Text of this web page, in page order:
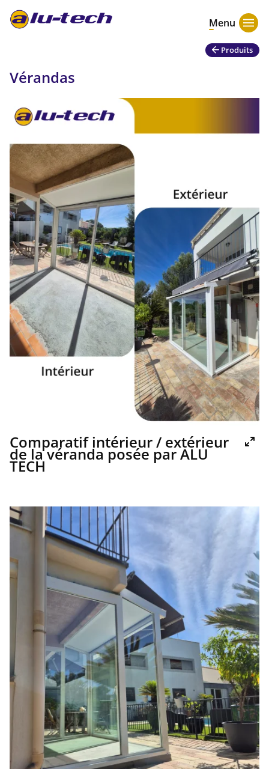
Menu
Produits
Vérandas
Comparatif intérieur / extérieur
de la véranda posée par ALU
TECH